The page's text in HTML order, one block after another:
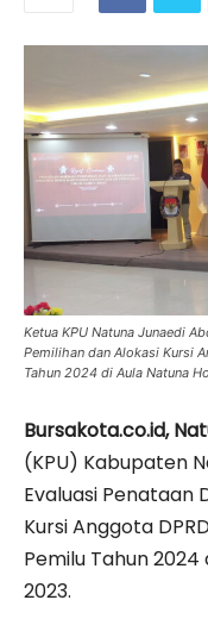
Ketua KPU Natuna Junaedi
Pemilihan dan Alokasi Kursi
Tahun 2024 di Aula Natuna
Bursakota.co.id,
(KPU) Kabupaten
Evaluasi Penataan
Kursi Anggota
Pemilu Tahun 2024
2023.